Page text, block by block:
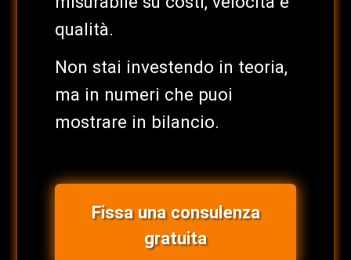
qualità.
Non stai investendo in teoria,
ma in numeri che puoi
mostrare in bilancio.
Fissa una consulenza
gratuita